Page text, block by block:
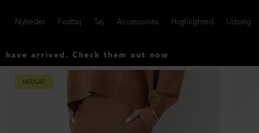
Nyheder Fodtøj Tøj Accessories Highlighted Udsalg
Check them out now
NEDSAT